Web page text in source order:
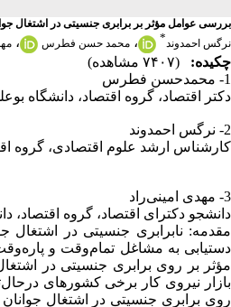
بررسی عوامل مؤثر بر برابری جنسیتی در اشتغال
نرگس احمدوند* ، محمد حسن فطرس ،
چکیده:
(۷۴۰۷ مشاهده)
1- محمدحسن فطرس
دکتر اقتصاد، گروه اقتصاد، دانشگاه
2- نرگس احمدوند
کارشناس ارشد علوم اقتصادی، گروه
3- مهدی امینی‌راد
دانشجو دکترای اقتصاد، گروه اقتصاد،
مقدمه: نابرابری جنسیتی در
دستیابی به مشاغل تمام‌وقت و
مؤثر بر روی برابری جنسیتی در
بازار نیروی کار برخی کشورهای